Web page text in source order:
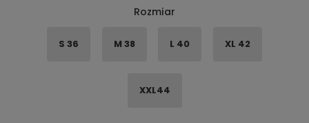
Rozmiar
S 36 M 38 L 40 XL 42
XXL44